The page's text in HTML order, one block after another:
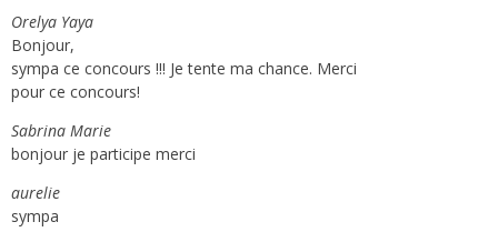
Orelya Yaya
Bonjour,
sympa ce concours !!! Je tente ma chance. Merci
pour ce concours!
Sabrina Marie
bonjour je participe merci
aurelie
sympa